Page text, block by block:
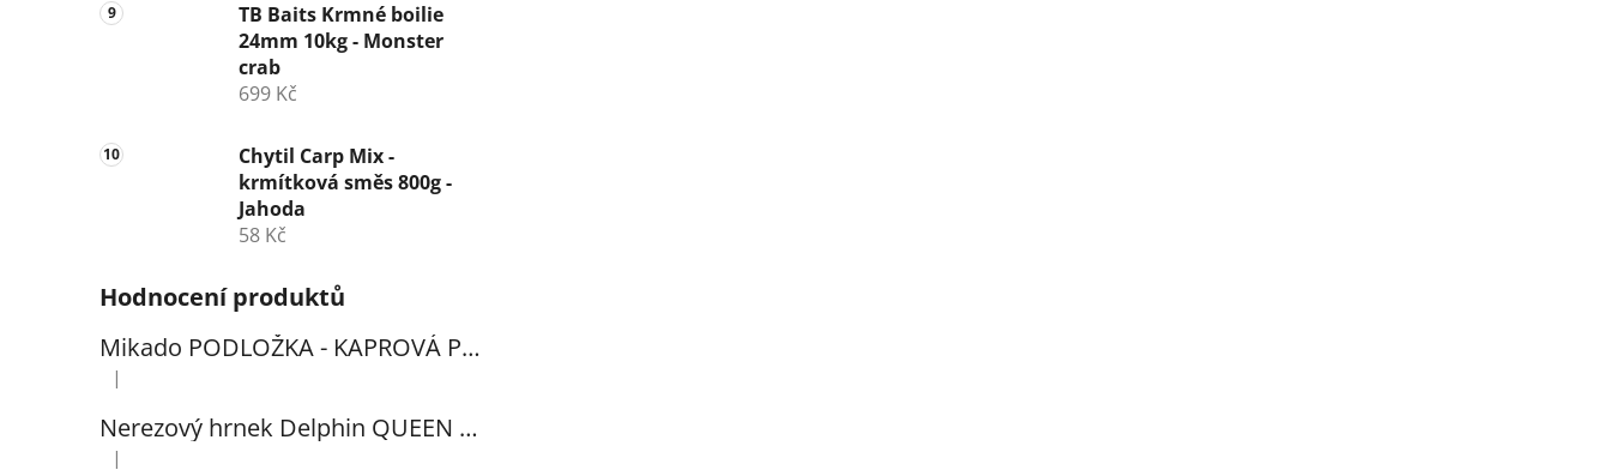
TB Baits Krmné boilie
24mm 10kg - Monster
crab
699 Kč
Chytil Carp Mix -
krmítková směs 800g -
Jahoda
58 Kč
Hodnocení produktů
Mikado PODLOŽKA - KAPROVÁ PRO VYHÁČKOVÁNÍ S METREM - (102x60cm) - 1ks
Hodnocení produktu je 5 z 5 hvězdiček.
|
Nerezový hrnek Delphin QUEEN 300ml
Hodnocení produktu je 5 z 5 hvězdiček.
|